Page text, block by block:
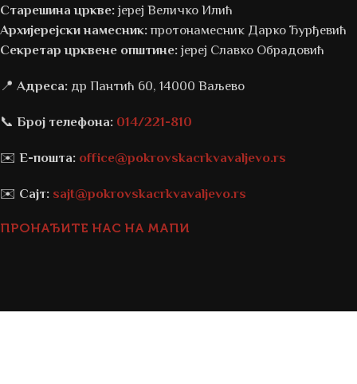
Старешина цркве:јереј Величко Илић
Архијерејски намесник:протонамесник Дарко Ђурђевић
Секретар црквене општине:јереј Славко Обрадовић
📍 Адреса: др Пантић 60, 14000 Ваљево
📞 Број телефона: 014/221-810
✉️ Е-пошта: office@pokrovskacrkvavaljevo.rs
✉️ Сајт: sajt@pokrovskacrkvavaljevo.rs
ПРОНАЂИТЕ НАС НА МАПИ